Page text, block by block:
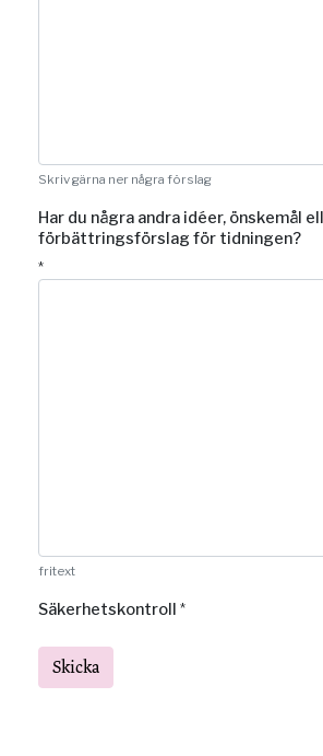
Skriv gärna ner några förslag
Har du några andra idéer, önskemål
förbättringsförslag för tidningen?
*
fritext
Säkerhetskontroll *
Skicka